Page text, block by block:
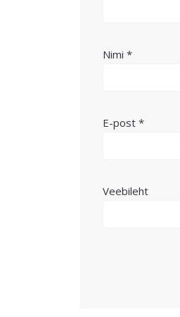
Nimi*
E-post*
Veebileht